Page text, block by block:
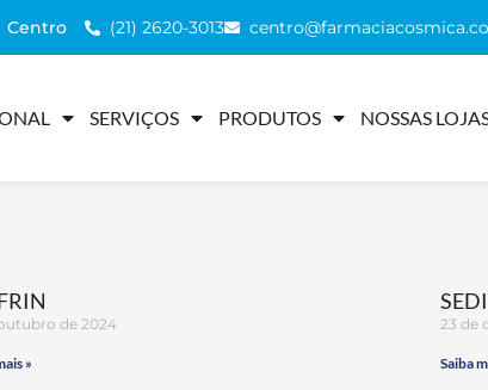
Centro (21) 2620-3013
SERVIÇOS PRODUTOS NOSSAS
de 2024
»
23 de
Saiba